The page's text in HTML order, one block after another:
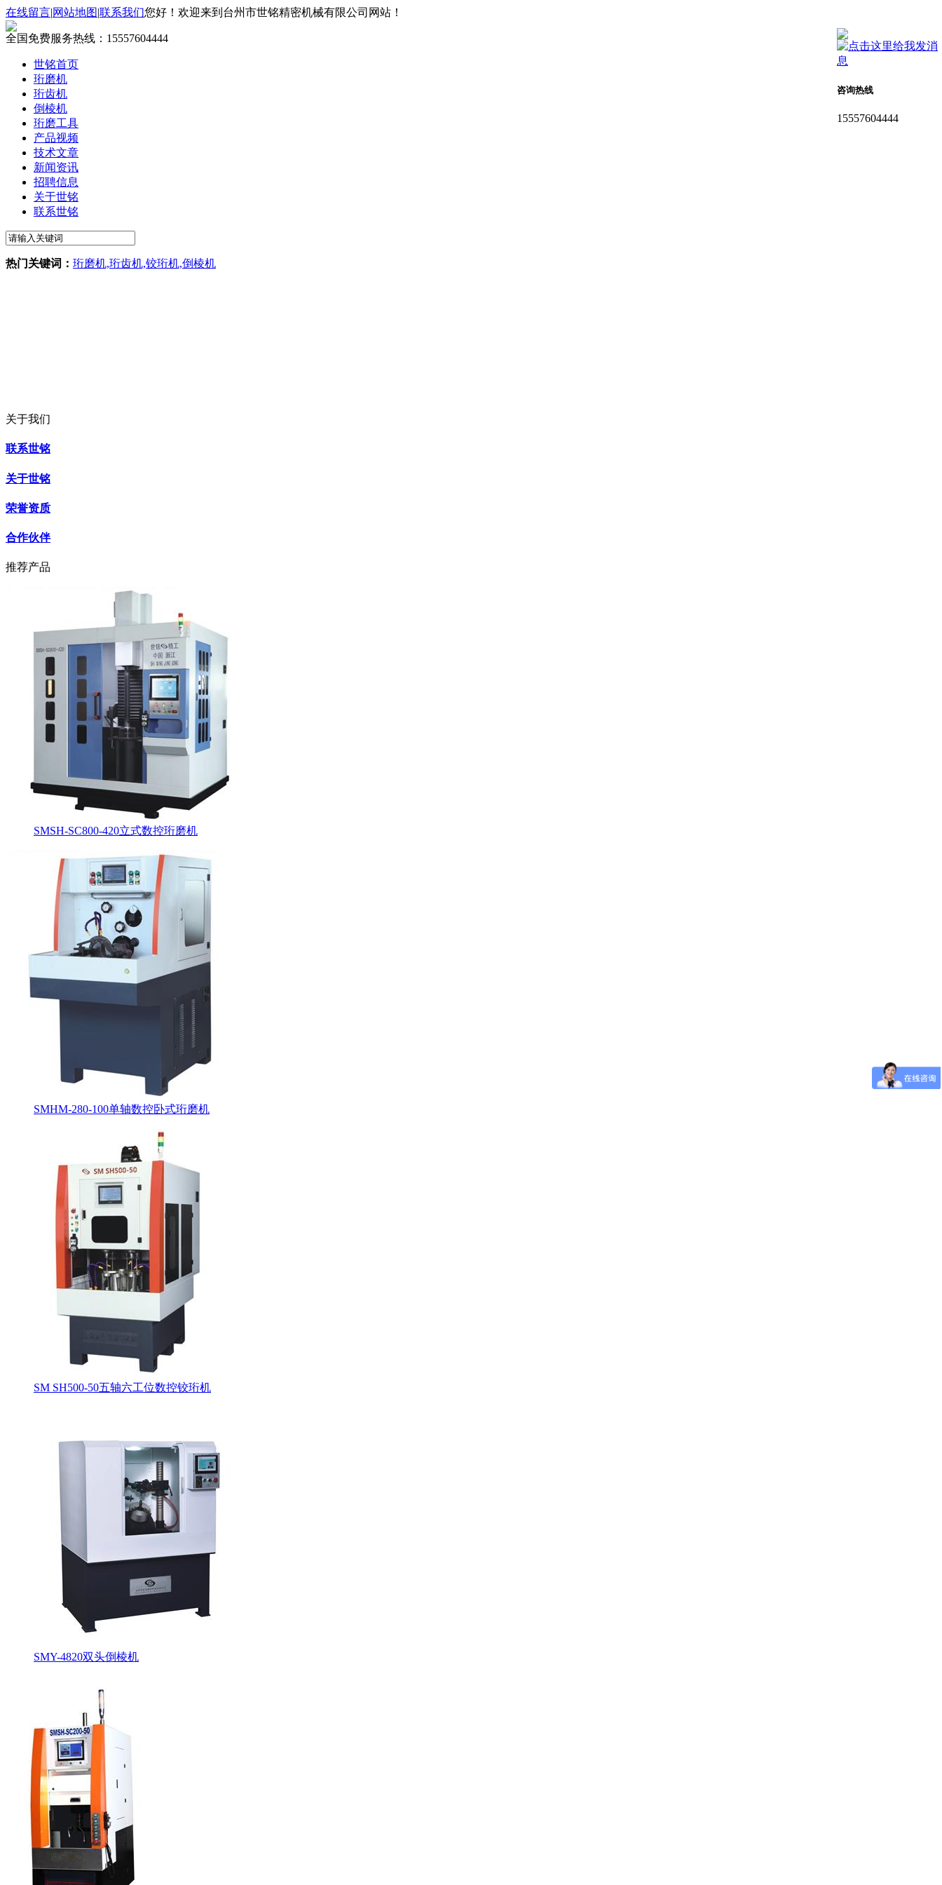
在线留言|网站地图|联系我们您好！欢迎来到台州市世铭精密机械有限公司网站！
全国免费服务热线： 15557604444
世铭首页
珩磨机
珩齿机
倒棱机
珩磨工具
产品视频
技术文章
新闻资讯
招聘信息
关于世铭
联系世铭
热门关键词： 珩磨机,珩齿机,铰珩机,倒棱机
关于我们
联系世铭
关于世铭
荣誉资质
合作伙伴
推荐产品
SMSH-SC800-420立式数控珩磨机
SMHM-280-100单轴数控卧式珩磨机
SM SH500-50五轴六工位数控铰珩机
SMY-4820双头倒棱机
咨询热线
15557604444